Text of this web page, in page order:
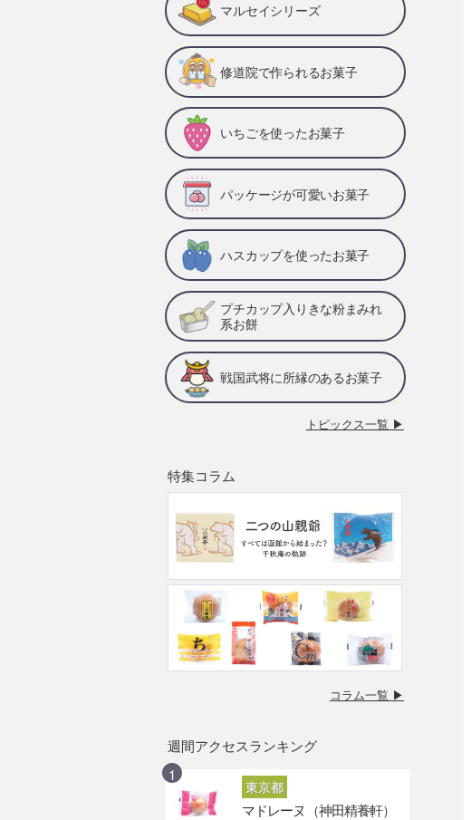
マルセイシリーズ
修道院で作られるお菓子
いちごを使ったお菓子
パッケージが可愛いお菓子
ハスカップを使ったお菓子
プチカップ入りきな粉まみれ
系お餅
戦国武将に所縁のあるお菓子
トピックス一覧 ▶
特集コラム
コラム一覧 ▶
週間アクセスランキング
東京都
マドレーヌ（神田精養軒）